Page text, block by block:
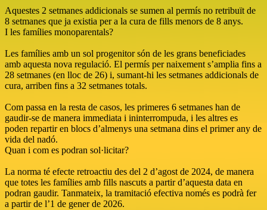
Aquestes 2 setmanes addicionals se sumen al permís no retribuït de
8 setmanes que ja existia per a la cura de fills menors de 8 anys.
I les famílies monoparentals?
Les famílies amb un sol progenitor són de les grans beneficiades
amb aquesta nova regulació. El permís per naixement s’amplia fins a
28 setmanes (en lloc de 26) i, sumant-hi les setmanes addicionals de
cura, arriben fins a 32 setmanes totals.
Com passa en la resta de casos, les primeres 6 setmanes han de
gaudir-se de manera immediata i ininterrompuda, i les altres es
poden repartir en blocs d’almenys una setmana dins el primer any de
vida del nadó.
Quan i com es podran sol·licitar?
La norma té efecte retroactiu des del 2 d’agost de 2024, de manera
que totes les famílies amb fills nascuts a partir d’aquesta data en
podran gaudir. Tanmateix, la tramitació efectiva només es podrà fer
a partir de l’1 de gener de 2026.